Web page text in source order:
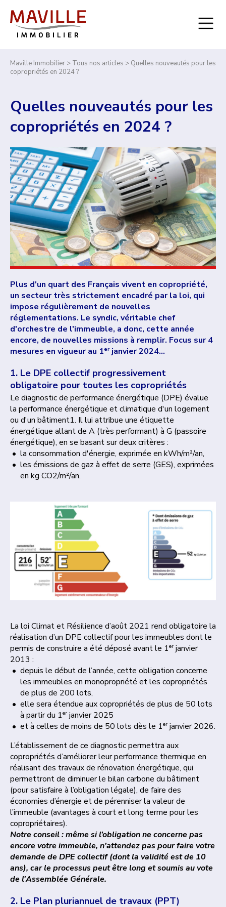
Maville Immobilier > Tous nos articles > Quelles nouveautés pour les
copropriétés en 2024 ?
Quelles nouveautés pour les
copropriétés en 2024 ?
Plus d'un quart des Français vivent en copropriété,
un secteur très strictement encadré par la loi, qui
impose régulièrement de nouvelles
réglementations. Le syndic, véritable chef
d'orchestre de l'immeuble, a donc, cette année
encore, de nouvelles missions à remplir. Focus sur 4
mesures en vigueur au 1er janvier 2024…
1. Le DPE collectif progressivement
obligatoire pour toutes les copropriétés
Le diagnostic de performance énergétique (DPE) évalue
la performance énergétique et climatique d'un logement
ou d'un bâtiment1. Il lui attribue une étiquette
énergétique allant de A (très performant) à G (passoire
énergétique), en se basant sur deux critères :
la consommation d'énergie, exprimée en kWh/m²/an,
les émissions de gaz à effet de serre (GES), exprimées
en kg CO2/m²/an.
La loi Climat et Résilience d’août 2021 rend obligatoire la
réalisation d’un DPE collectif pour les immeubles dont le
permis de construire a été déposé avant le 1er janvier
2013 :
depuis le début de l’année, cette obligation concerne
les immeubles en monopropriété et les copropriétés
de plus de 200 lots,
elle sera étendue aux copropriétés de plus de 50 lots
à partir du 1er janvier 2025
et à celles de moins de 50 lots dès le 1er janvier 2026.
L’établissement de ce diagnostic permettra aux
copropriétés d’améliorer leur performance thermique en
réalisant des travaux de rénovation énergétique, qui
permettront de diminuer le bilan carbone du bâtiment
(pour satisfaire à l’obligation légale), de faire des
économies d’énergie et de pérenniser la valeur de
l’immeuble (avantages à court et long terme pour les
copropriétaires).
Notre conseil : même si l’obligation ne concerne pas
encore votre immeuble, n’attendez pas pour faire votre
demande de DPE collectif (dont la validité est de 10
ans), car le processus peut être long et soumis au vote
de l'Assemblée Générale.
2. Le Plan pluriannuel de travaux (PPT)